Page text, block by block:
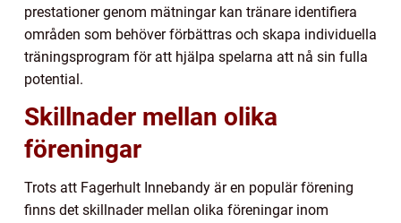
prestationer genom mätningar kan tränare identifiera
områden som behöver förbättras och skapa individuella
träningsprogram för att hjälpa spelarna att nå sin fulla
potential.
Skillnader mellan olika
föreningar
Trots att Fagerhult Innebandy är en populär förening
finns det skillnader mellan olika föreningar inom